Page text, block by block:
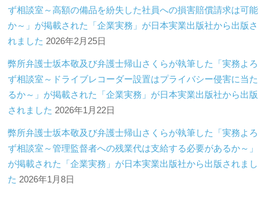
ず相談室～高額の備品を紛失した社員への損害賠償請求は可能
か～」が掲載された「企業実務」が日本実業出版社から出版さ
れました 2026年2月25日
弊所弁護士坂本敬及び弁護士帰山さくらが執筆した「実務よろ
ず相談室～ドライブレコーダー設置はプライバシー侵害に当た
るか～」が掲載された「企業実務」が日本実業出版社から出版
されました 2026年1月22日
弊所弁護士坂本敬及び弁護士帰山さくらが執筆した「実務よろ
ず相談室～管理監督者への残業代は支給する必要があるか～」
が掲載された「企業実務」が日本実業出版社から出版されまし
た 2026年1月8日